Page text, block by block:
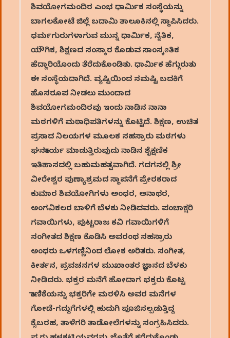
ಶಿವಯೋಗಮಂದಿರ ಎಂಭ ಧಾರ್ಮಿಕ ಸಂಸ್ಥೆಯನ್ನು
ಬಾಗಲಕೋಟೆ ಜಿಲ್ಲೆ ಬದಾಮಿ ತಾಲೂಕಿನಲ್ಲಿ ಸ್ಥಾಪಿಸಿದರು.
ಧರ್ಮಗುರುಗಳಾಗುವ ಮುನ್ನ ಧಾರ್ಮಿಕ, ನೈತಿಕ,
ಯೌಗಿಕ, ಶಿಕ್ಷಣದ ಸಂಸ್ಕಾರ ಕೊಡುವ ಸಾಂಸ್ಕøತಿಕ
ಹೆದ್ದಾರಿಯೊಂದು ತೆರೆದುಕೊಂಡಿತು. ಧಾರ್ಮಿಕ ಹೆಗ್ಗುರುತು
ಈ ಸಂಸ್ಥೆಯದಾಗಿದೆ. ವ್ಯಷ್ಟಿಯಿಂದ ಸಮಷ್ಟಿ ಬದಕಿಗೆ
ಹೊಸರೂಪ ನೀಡಲು ಮುಂದಾದ
ಶಿವಯೋಗಮಂದಿರವು ಇಂದು ನಾಡಿನ ನಾನಾ
ಮಠಗಳಿಗೆ ಮಠಾಧಿಪತಿಗಳನ್ನು ಕೊಟ್ಟಿದೆ. ಶಿಕ್ಷಣ, ಉಚಿತ
ಪ್ರಸಾದ ನಿಲಯಗಳ ಮೂಲಕ ಸಹಸ್ರಾರು ಮಠಗಳು
ಘನಕಾರ್ಯ ಮಾಡುತ್ತಿರುವುದು ನಾಡಿನ ಶೈಕ್ಷಣಿಕ
ಇತಿಹಾಸದಲ್ಲಿ ಬಹುಮಹತ್ವವಾಗಿದೆ. ಗದಗನಲ್ಲಿ ಶ್ರೀ
ವೀರೇಶ್ವರ ಪುಣ್ಯಾಶ್ರಮದ ಸ್ಥಾಪನೆಗೆ ಪ್ರೇರಕರಾದ
ಕುಮಾರ ಶಿವಯೋಗಿಗಳು ಅಂಧರ, ಅನಾಥರ,
ಅಂಗವಿಕಲರ ಬಾಳಿಗೆ ಬೆಳಕು ನೀಡಿದವರು. ಪಂಚಾಕ್ಷರಿ
ಗವಾಯಿಗಳು, ಪುಟ್ಟರಾಜ ಕವಿ ಗವಾಯಿಗಳಿಗೆ
ಸಂಗೀತದ ಶಿಕ್ಷಣ ಕೊಡಿಸಿ ಅವರಂಥ ಸಹಸ್ರಾರು
ಅಂಧರು ಒಳಗಣ್ಣಿನಿಂದ ಲೋಕ ಅರಿತರು. ಸಂಗೀತ,
ಕೀರ್ತನ, ಪ್ರವಚನಗಳ ಮುಖಾಂತರ ಜ್ಞಾನದ ಬೆಳಕು
ನೀಡಿದರು. ಭಕ್ತರ ಮನೆಗೆ ಹೋದಾಗ ಭಕ್ತರು ಕೊಟ್ಟ
ಕಾಣಿಕೆಯನ್ನು ಭಕ್ತರಿಗೇ ಮರಳಿಸಿ ಅವರ ಮನೆಗಳ
ಗೋಡೆ-ಗದ್ದುಗೆಗಳಲ್ಲಿ ಹುದುಗಿ ಪೂಜಿಸಲ್ಪಡುತ್ತಿದ್ದ
ಕೈಬರಹ, ತಾಳೆಗರಿ ತಾಡೋಲೆಗಳನ್ನು ಸಂಗ್ರಹಿಸಿದರು.